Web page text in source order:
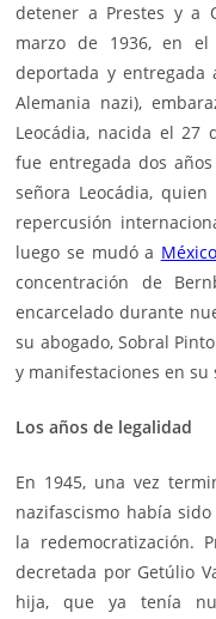
detener a Prestes y a
marzo de 1936, en
deportada y entregada
Alemania nazi),
Leocádia, nacida el 27
fue entregada dos
señora Leocádia,
repercusión
luego se mudó a México
concentración de
encarcelado durante
su abogado, Sobral
y manifestaciones en
Los años de legalidad
En 1945, una vez
nazifascismo había
la redemocratización.
decretada por Getúlio
hija, que ya tenía